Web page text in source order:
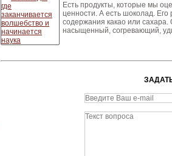
Есть продукты, которые мы
ценности. А есть шоколад.
содержания какао или сахара.
насыщенный, согревающий,